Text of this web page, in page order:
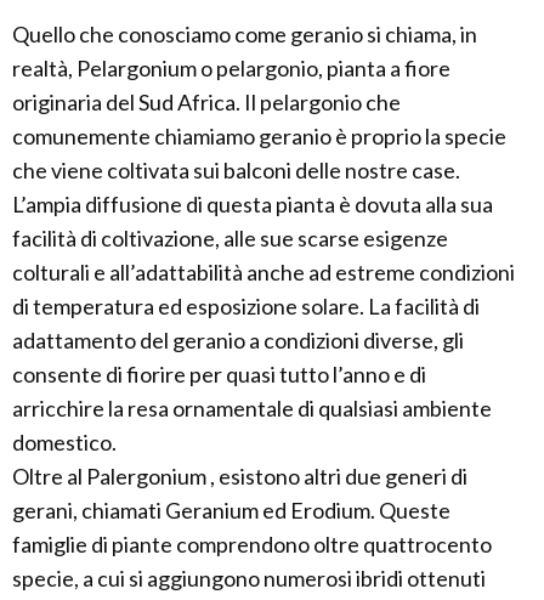
Quello che conosciamo come geranio si chiama, in
realtà, Pelargonium o pelargonio, pianta a fiore
originaria del Sud Africa. Il pelargonio che
comunemente chiamiamo geranio è proprio la specie
che viene coltivata sui balconi delle nostre case.
L’ampia diffusione di questa pianta è dovuta alla sua
facilità di coltivazione, alle sue scarse esigenze
colturali e all’adattabilità anche ad estreme condizioni
di temperatura ed esposizione solare. La facilità di
adattamento del geranio a condizioni diverse, gli
consente di fiorire per quasi tutto l’anno e di
arricchire la resa ornamentale di qualsiasi ambiente
domestico.
Oltre al Palergonium , esistono altri due generi di
gerani, chiamati Geranium ed Erodium. Queste
famiglie di piante comprendono oltre quattrocento
specie, a cui si aggiungono numerosi ibridi ottenuti